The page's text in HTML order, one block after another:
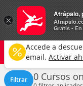
Argentina
Cursos online
Filtrar 0 Cursos
×
Atrápalo,
Gratis -
Accede a
email. Activar